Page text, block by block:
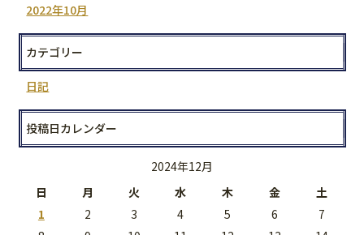
2022年10月
カテゴリー
日記
投稿日カレンダー
2024年12月
日
月 火 水 木 金
土
1
2 3 4 5 6
7